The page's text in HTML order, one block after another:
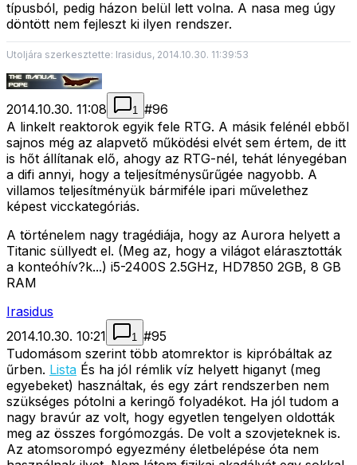
típusból, pedig házon belül lett volna. A nasa meg úgy
döntött nem fejleszt ki ilyen rendszer.
Utoljára szerkesztette: Irasidus, 2014.10.30. 11:39:53
2014.10.30. 11:08 1 #96
A linkelt reaktorok egyik fele RTG. A másik felénél ebből
sajnos még az alapvető működési elvét sem értem, de itt
is hőt állítanak elő, ahogy az RTG-nél, tehát lényegéban
a difi annyi, hogy a teljesítménysűrűgée nagyobb. A
villamos teljesítményük bármiféle ipari művelethez
képest vicckategóriás.
A történelem nagy tragédiája, hogy az Aurora helyett a
Titanic süllyedt el. (Meg az, hogy a világot elárasztották
a konteóhív?k...) i5-2400S 2.5GHz, HD7850 2GB, 8 GB
RAM
Irasidus
2014.10.30. 10:21
1 #95
Tudomásom szerint több atomrektor is kipróbáltak az
űrben. Lista És ha jól rémlik víz helyett higanyt (meg
egyebeket) használtak, és egy zárt rendszerben nem
szükséges pótolni a keringő folyadékot. Ha jól tudom a
nagy bravúr az volt, hogy egyetlen tengelyen oldották
meg az összes forgómozgás. De volt a szovjeteknek is.
Az atomsorompó egyezmény életbelépése óta nem